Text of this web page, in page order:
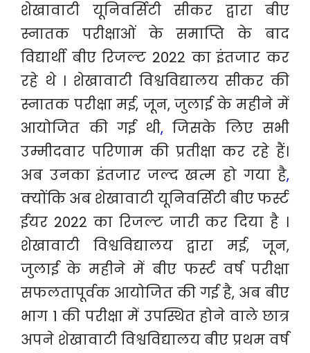
शेखावाटी यूनिवर्सिटी सीकर द्वारा बीए
स्नातक परीक्षाओं के समाप्ति के बाद
विद्यार्थी बीए रिजल्ट 2022 का इंतजार कर
रहे थे । शेखावाटी विश्वविद्यालय सीकर की
स्नातक परीक्षा मई, जून, जुलाई के महीने में
आयोजित की गई थी,जिसके लिए सभी
उम्मीदवार परिणाम की प्रतीक्षा कर रहे हैं।
अब उनका इंतजार जल्द खत्म हो गया है,
क्योंकि अब शेखावाटी यूनिवर्सिटी बीए फर्स्ट
ईयर 2022 का रिजल्ट जारी कर दिया है ।
शेखावाटी विश्वविद्यालय द्वारा मई, जून,
जुलाई के महीने में बीए फर्स्ट वर्ष परीक्षा
सफलतापूर्वक आयोजित की गई है, अब बीए
भाग 1 की परीक्षा में उपस्थित होने वाले छात्र
अपने शेखावाटी विश्वविद्यालय बीए प्रथम वर्ष